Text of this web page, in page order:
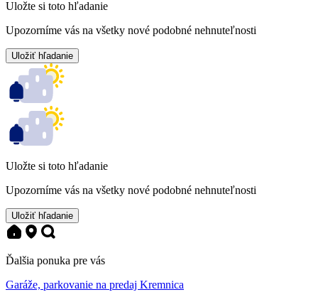
Uložte si toto hľadanie
Upozorníme vás na všetky nové podobné nehnuteľnosti
Uložiť hľadanie
Uložte si toto hľadanie
Upozorníme vás na všetky nové podobné nehnuteľnosti
Uložiť hľadanie
Ďalšia ponuka pre vás
Garáže, parkovanie na predaj Kremnica